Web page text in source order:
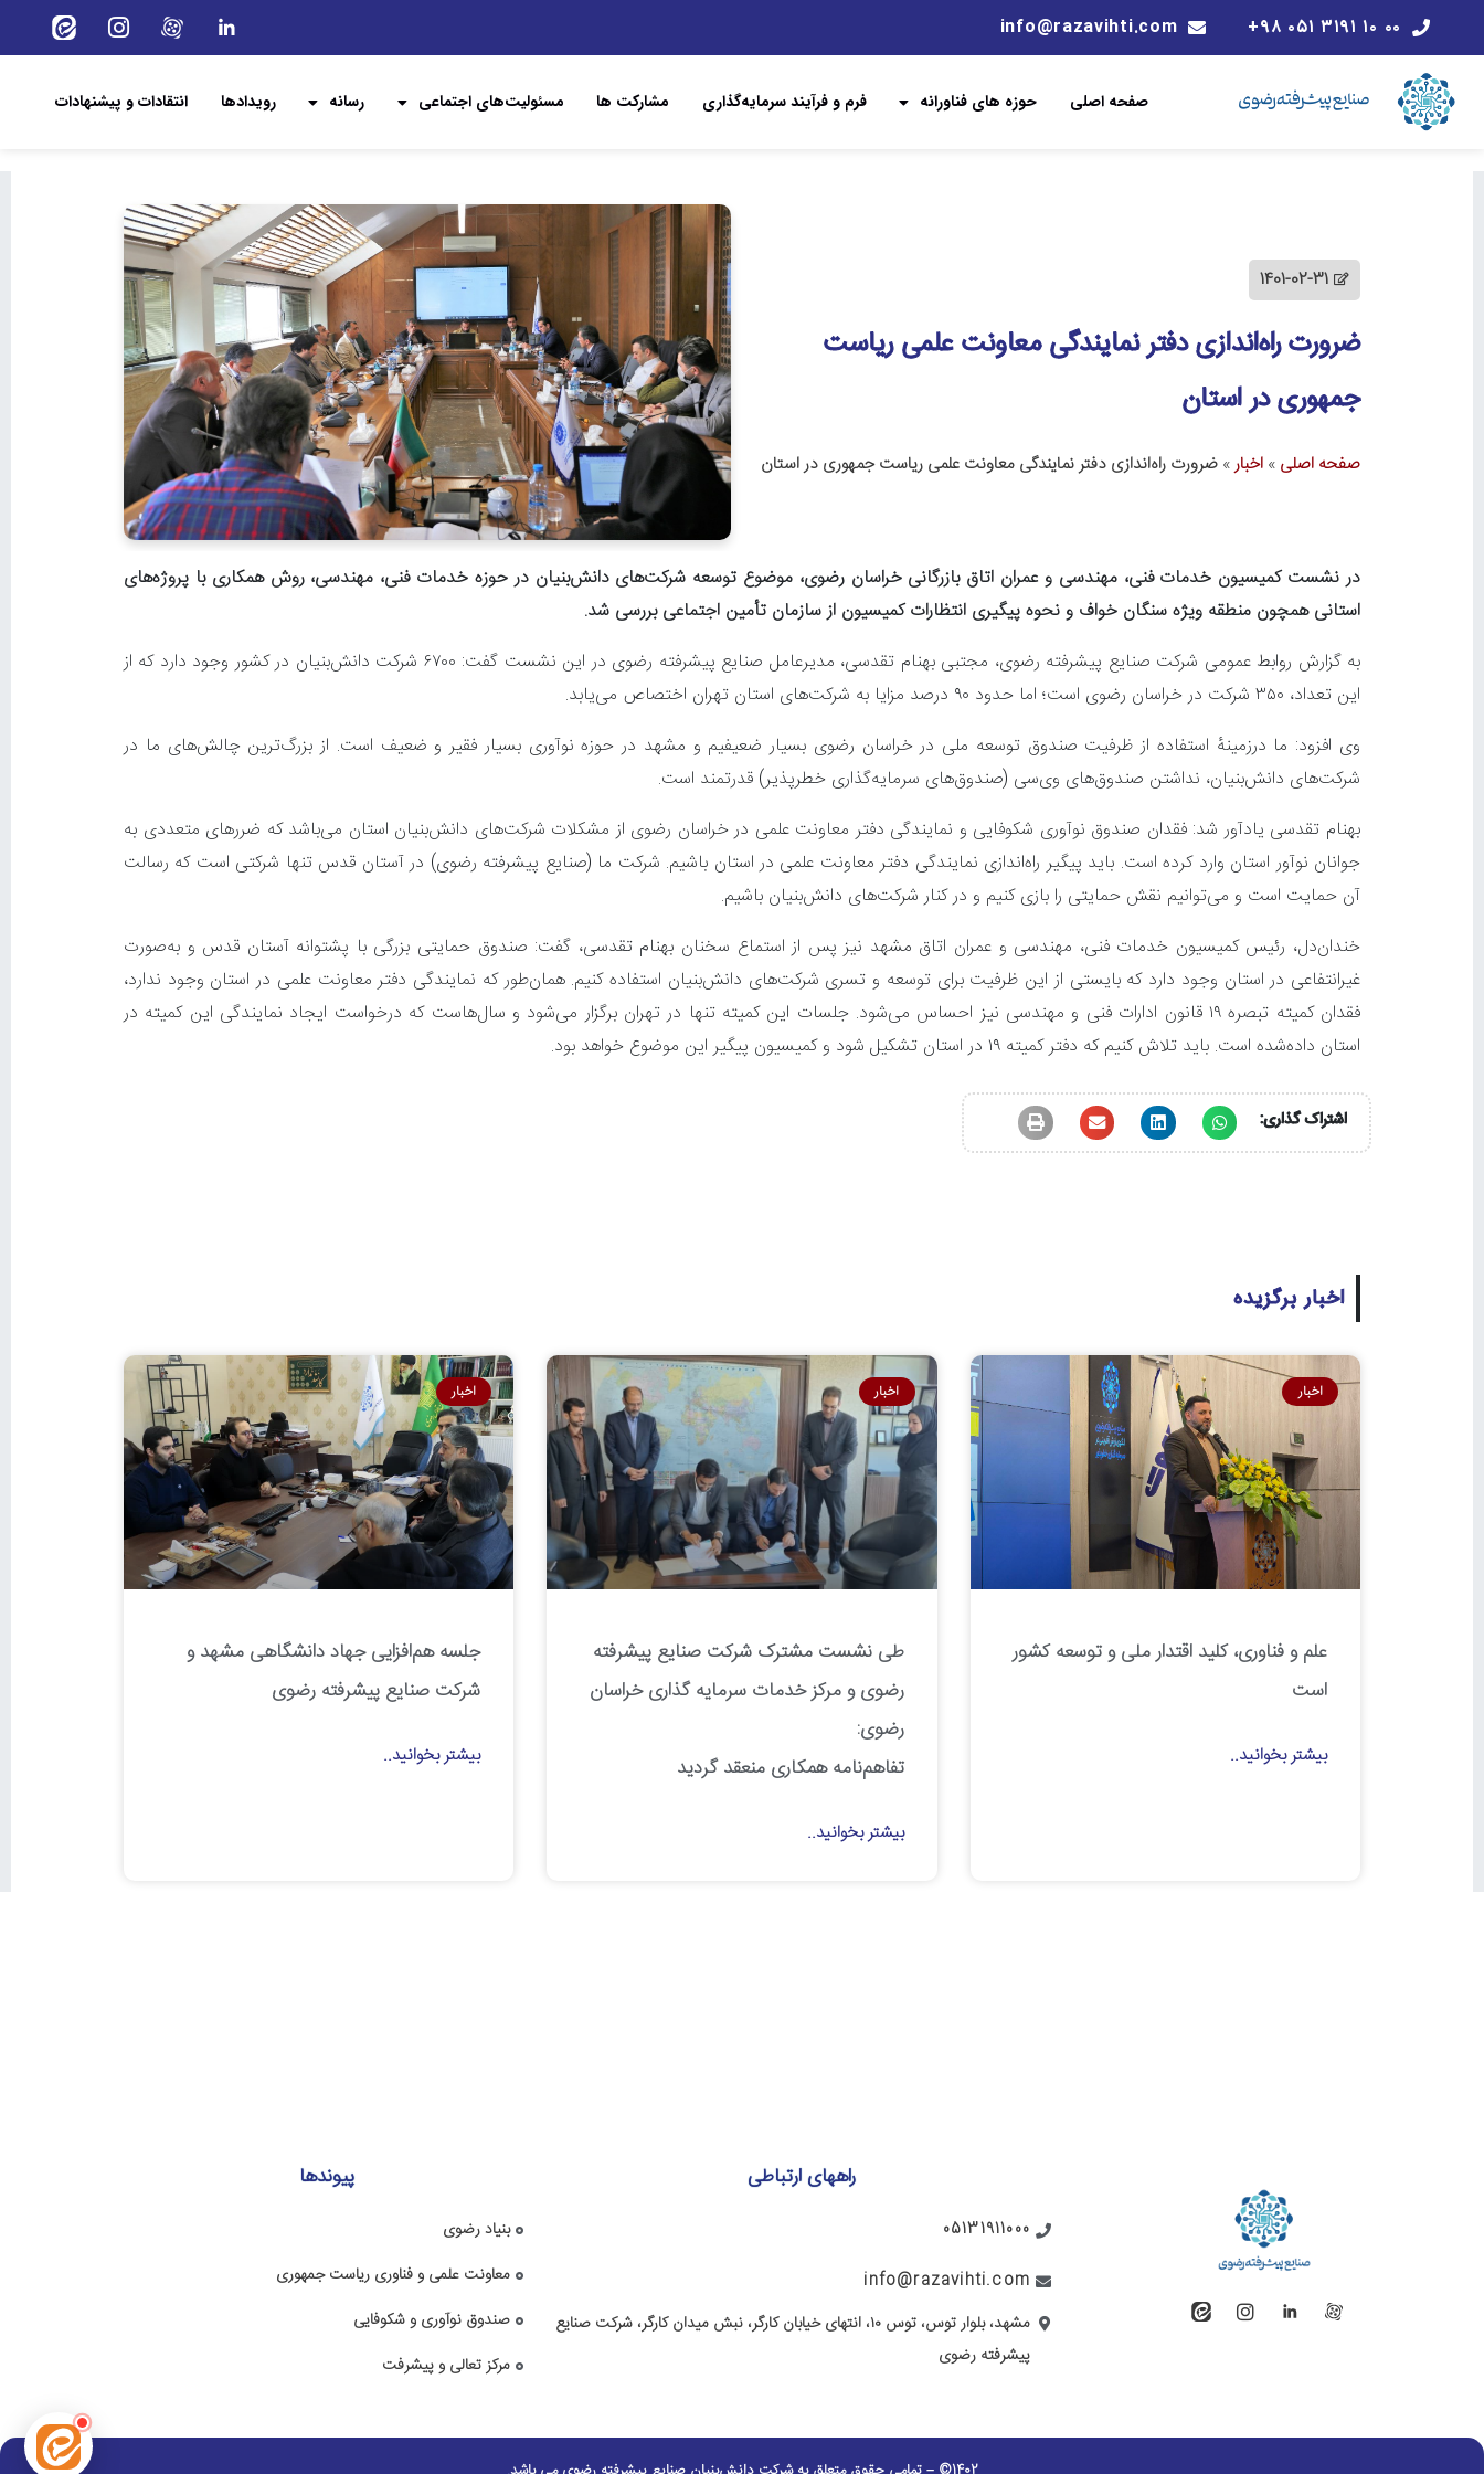
۰۰ ۱۰ ۳۱۹۱ ۰۵۱ ۹۸+ info@razavihti.com
صفحه اصلی حوزه های فناورانه فرم و فرآیند سرمایه‌گذاری مشارکت ها مسئولیت‌های اجتماعی رسانه رویدادها انتقادات و پیشنهادات
1401-02-31
ضرورت راه‌اندازی دفتر نمایندگی معاونت علمی ریاست
جمهوری در استان
صفحه اصلی » اخبار» ضرورت راه‌اندازی دفتر نمایندگی معاونت علمی ریاست جمهوری در استان
در نشست کمیسیون خدمات فنی، مهندسی و عمران اتاق بازرگانی خراسان رضوی، موضوع توسعه شرکت‌های دانش‌بنیان در حوزه خدمات فنی، مهندسی، روش همکاری با پروژه‌های
استانی همچون منطقه ویژه سنگان خواف و نحوه پیگیری انتظارات کمیسیون از سازمان تأمین اجتماعی بررسی شد.
به گزارش روابط عمومی شرکت صنایع پیشرفته رضوی، مجتبی بهنام تقدسی، مدیرعامل صنایع پیشرفته رضوی در این نشست گفت: ۶۷۰۰ شرکت دانش‌بنیان در کشور وجود دارد که از
این تعداد، ۳۵۰ شرکت در خراسان رضوی است؛ اما حدود ۹۰ درصد مزایا به شرکت‌های استان تهران اختصاص می‌یابد.
وی افزود: ما درزمینهٔ استفاده از ظرفیت صندوق توسعه ملی در خراسان رضوی بسیار ضعیفیم و مشهد در حوزه نوآوری بسیار فقیر و ضعیف است. از بزرگ‌ترین چالش‌های ما در
شرکت‌های دانش‌بنیان، نداشتن صندوق‌های وی‌سی (صندوق‌های سرمایه‌گذاری خطرپذیر) قدرتمند است.
بهنام تقدسی یادآور شد: فقدان صندوق نوآوری شکوفایی و نمایندگی دفتر معاونت علمی در خراسان رضوی از مشکلات شرکت‌های دانش‌بنیان استان می‌باشد که ضررهای متعددی به
جوانان نوآور استان وارد کرده است. باید پیگیر راه‌اندازی نمایندگی دفتر معاونت علمی در استان باشیم. شرکت ما (صنایع پیشرفته رضوی) در آستان قدس تنها شرکتی است که رسالت
آن حمایت است و می‌توانیم نقش حمایتی را بازی کنیم و در کنار شرکت‌های دانش‌بنیان باشیم.
خندان‌دل، رئیس کمیسیون خدمات فنی، مهندسی و عمران اتاق مشهد نیز پس از استماع سخنان بهنام تقدسی، گفت: صندوق حمایتی بزرگی با پشتوانه آستان قدس و به‌صورت
غیرانتفاعی در استان وجود دارد که بایستی از این ظرفیت‌ برای توسعه و تسری شرکت‌های دانش‌بنیان استفاده کنیم. همان‌طور که نمایندگی دفتر معاونت علمی در استان وجود ندارد،
فقدان کمیته تبصره ۱۹ قانون ادارات فنی و مهندسی نیز احساس می‌شود. جلسات این کمیته تنها در تهران برگزار می‌شود و سال‌هاست که درخواست ایجاد نمایندگی این کمیته در
استان داده‌شده است. باید تلاش کنیم که دفتر کمیته ۱۹ در استان تشکیل شود و کمیسیون پیگیر این موضوع خواهد بود.
اشتراک گذاری:
اخبار برگزیده
اخبار
علم و فناوری، کلید اقتدار ملی و توسعه کشور
است
بیشتر بخوانید..
اخبار
طی نشست مشترک شرکت صنایع پیشرفته
رضوی و مرکز خدمات سرمایه گذاری خراسان
رضوی:
تفاهم‌نامه همکاری منعقد گردید
بیشتر بخوانید..
اخبار
جلسه هم‌افزایی جهاد دانشگاهی مشهد و
شرکت صنایع پیشرفته رضوی
بیشتر بخوانید..
راههای ارتباطی
05131911000
info@razavihti.com
مشهد، بلوار توس، توس ۱۰، انتهای خیابان کارگر، نبش میدان کارگر، شرکت صنایع
پیشرفته رضوی
پیوندها
بنیاد رضوی
معاونت علمی و فناوری ریاست جمهوری
صندوق نوآوری و شکوفایی
مرکز تعالی و پیشرفت